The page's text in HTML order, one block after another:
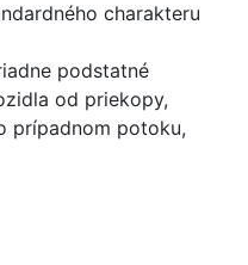
charakteru
podstatné
od priekopy,
prípadnom potoku,